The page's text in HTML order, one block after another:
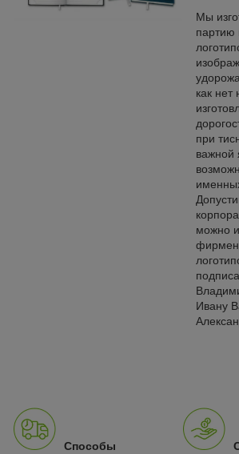
Мы
партию
как нет
при
важной
можно
Ивану
Способы